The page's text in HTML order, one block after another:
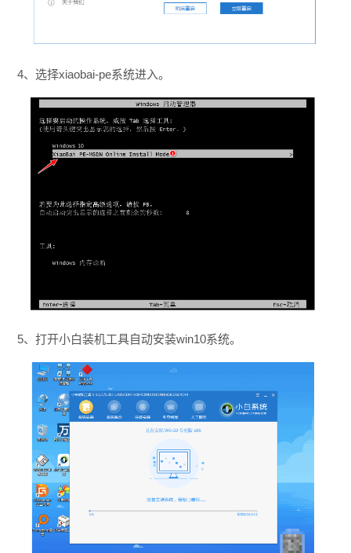
4、选择xiaobai-pe系统进入。
5、打开小白装机工具自动安装win10系统。